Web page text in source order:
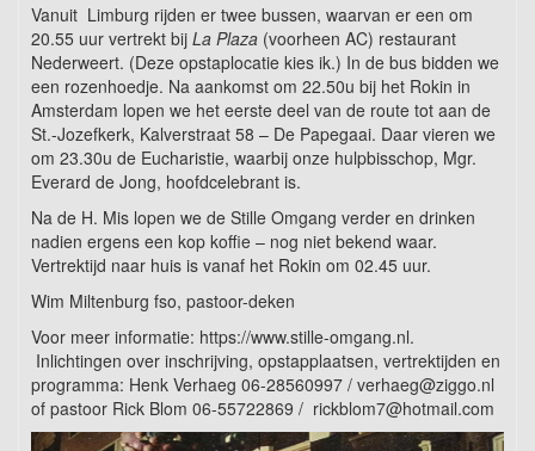
Vanuit Limburg rijden er twee bussen, waarvan er een om
20.55 uur vertrekt bij La Plaza (voorheen AC) restaurant
Nederweert. (Deze opstaplocatie kies ik.) In de bus bidden we
een rozenhoedje. Na aankomst om 22.50u bij het Rokin in
Amsterdam lopen we het eerste deel van de route tot aan de
St.-Jozefkerk, Kalverstraat 58 – De Papegaai. Daar vieren we
om 23.30u de Eucharistie, waarbij onze hulpbisschop, Mgr.
Everard de Jong, hoofdcelebrant is.
Na de H. Mis lopen we de Stille Omgang verder en drinken
nadien ergens een kop koffie – nog niet bekend waar.
Vertrektijd naar huis is vanaf het Rokin om 02.45 uur.
Wim Miltenburg fso, pastoor-deken
Voor meer informatie: https://www.stille-omgang.nl.
Inlichtingen over inschrijving, opstapplaatsen, vertrektijden en
programma: Henk Verhaeg 06-28560997 / verhaeg@ziggo.nl
of pastoor Rick Blom 06-55722869 / rickblom7@hotmail.com